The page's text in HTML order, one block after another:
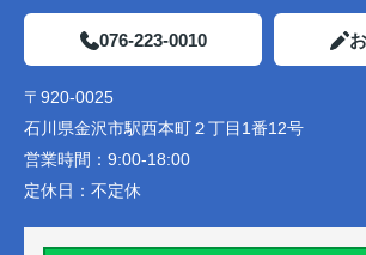
076-223-0010
〒920-0025
石川県金沢市駅西本町２丁目1番12号
営業時間： 9:00-18:00
定休日： 不定休